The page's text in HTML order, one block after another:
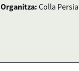
Organitza: Colla